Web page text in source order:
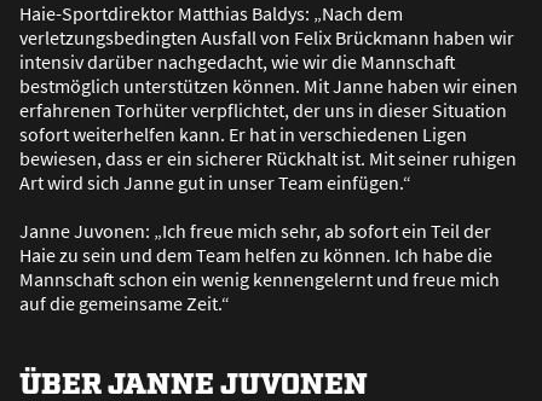
Haie-Sportdirektor Matthias Baldys: „Nach dem
verletzungsbedingten Ausfall von Felix Brückmann haben wir
intensiv darüber nachgedacht, wie wir die Mannschaft
bestmöglich unterstützen können. Mit Janne haben wir einen
erfahrenen Torhüter verpflichtet, der uns in dieser Situation
sofort weiterhelfen kann. Er hat in verschiedenen Ligen
bewiesen, dass er ein sicherer Rückhalt ist. Mit seiner ruhigen
Art wird sich Janne gut in unser Team einfügen.“
Janne Juvonen: „Ich freue mich sehr, ab sofort ein Teil der
Haie zu sein und dem Team helfen zu können. Ich habe die
Mannschaft schon ein wenig kennengelernt und freue mich
auf die gemeinsame Zeit.“
ÜBER JANNE JUVONEN